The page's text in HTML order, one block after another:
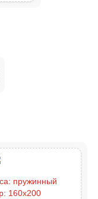
пружинный
160х200